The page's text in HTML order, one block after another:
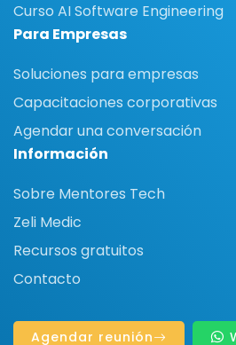
Curso AI Software Engineering
Para Empresas
Soluciones para empresas
Capacitaciones corporativas
Agendar una conversación
Información
Sobre Mentores Tech
Zeli Medic
Recursos gratuitos
Contacto
Agendar reunión